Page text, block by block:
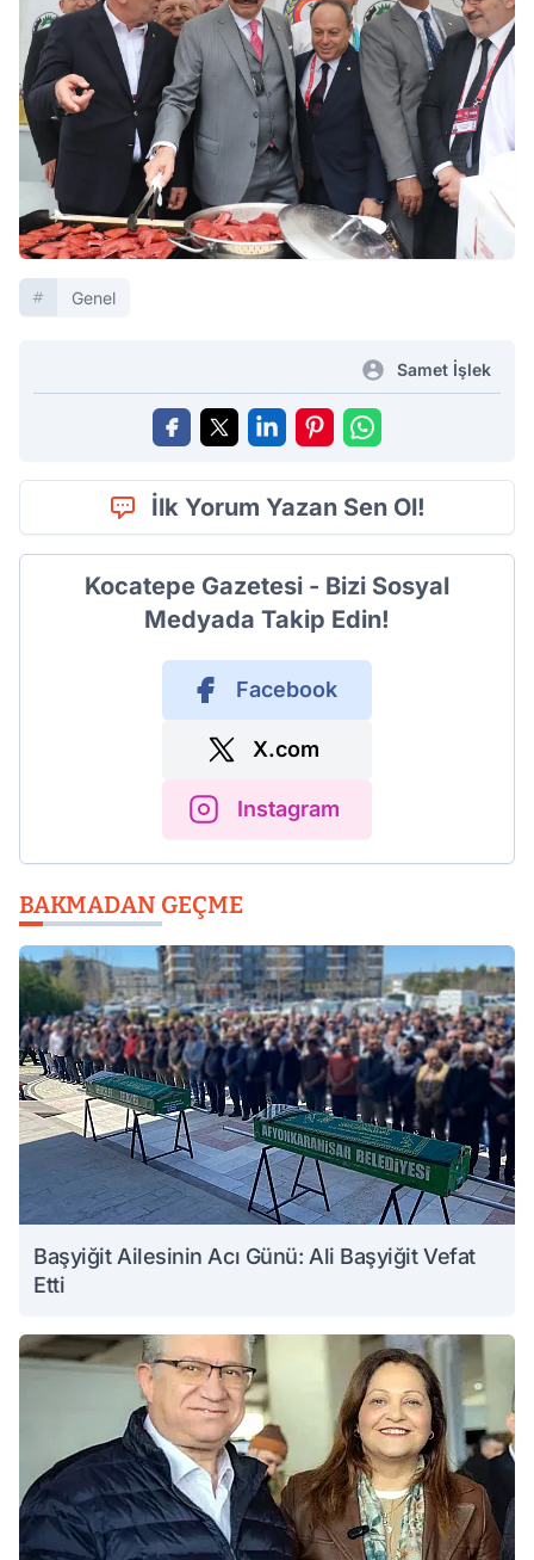
Genel
Samet İşlek
İlk Yorum Yazan Sen Ol!
Kocatepe Gazetesi - Bizi Sosyal
Medyada Takip Edin!
Facebook
X.com
Instagram
BAKMADAN GEÇME
Başyiğit Ailesinin Acı Günü: Ali Başyiğit Vefat
Etti